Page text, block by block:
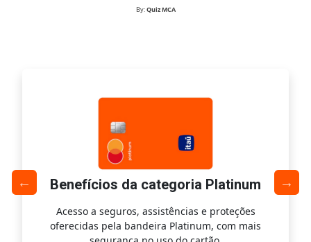
By:Quiz MCA
Benefícios da categoria Platinum
Acesso a seguros, assistências e proteções
oferecidas pela bandeira Platinum, com mais